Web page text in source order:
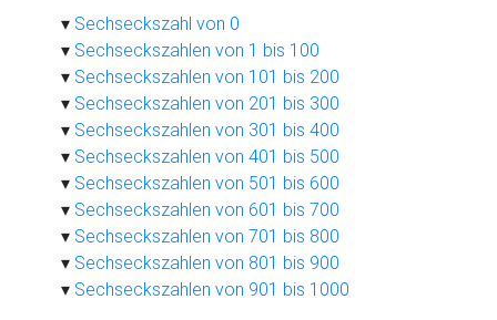
Sechseckszahl von 0
Sechseckszahlen von 1 bis 100
Sechseckszahlen von 101 bis 200
Sechseckszahlen von 201 bis 300
Sechseckszahlen von 301 bis 400
Sechseckszahlen von 401 bis 500
Sechseckszahlen von 501 bis 600
Sechseckszahlen von 601 bis 700
Sechseckszahlen von 701 bis 800
Sechseckszahlen von 801 bis 900
Sechseckszahlen von 901 bis 1000